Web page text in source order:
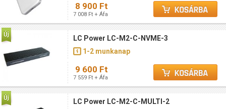
8 900 Ft
7 008 Ft + Áfa
LC Power LC-M2-C-NVME-3
1-2 munkanap
9 600 Ft
7 559 Ft + Áfa
LC Power LC-M2-C-MULTI-2